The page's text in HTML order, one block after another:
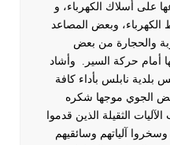
على أسلاك الكهرباء، و
وبعض المصاعد
والحجارة من بعض
أمام حركة السير.
وأشاد
بلدية نابلس بأداء كافة
الجوي موجها شكره
الثقيلة الذين قدموا
وسخروا آلياتهم وسائقيهم